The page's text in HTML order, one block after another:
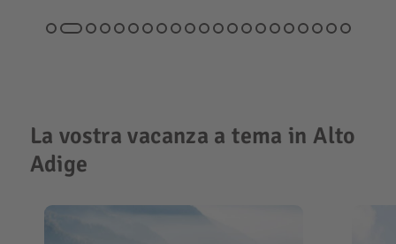
La vostra vacanza a tema in Alto
Adige